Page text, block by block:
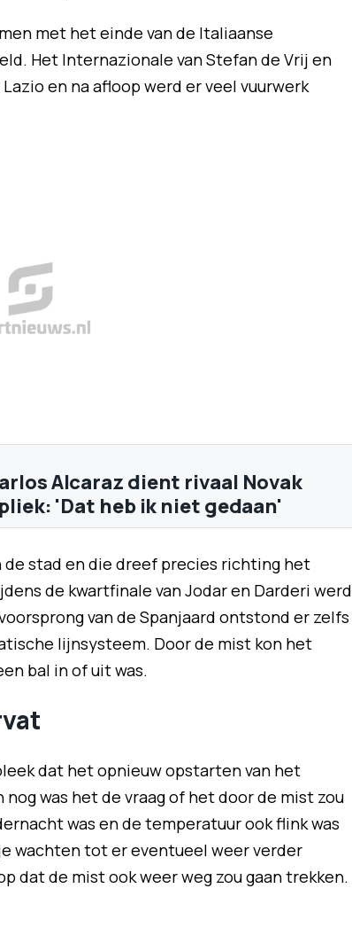
met het einde van de Italiaanse
Het Internazionale van Stefan de Vrij en
en na afloop werd er veel vuurwerk
Alcaraz dient rivaal Novak
'Dat heb ik niet gedaan'
stad en die dreef precies richting het
de kwartfinale van Jodar en Darderi werd
van de Spanjaard ontstond er zelfs
lijnsysteem. Door de mist kon het
bal in of uit was.
dat het opnieuw opstarten van het
was het de vraag of het door de mist zou
was en de temperatuur ook flink was
wachten tot er eventueel weer verder
dat de mist ook weer weg zou gaan trekken.